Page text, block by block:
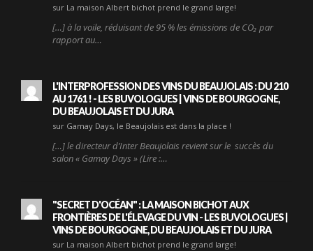
sur La maison Albert bichot prend le grand large!
[…] à la voile, réduisant de 95 % les émissions de CO₂ par
rapport au…
L'INTERPROFESSION DES VINS DU BEAUJOLAIS : DU 210
AU 1761 ! - LES BUVOLOGUES | VINS DE BOURGOGNE,
DU BEAUJOLAIS ET DU JURA
sur Gamay Days, le Beaujolais est dans la place !
[…] le directeur d’Inter Beaujolais revient sur le succès du
salon « Gamay Days » (Lire :…
"SECRET D'OCÉAN" : LA MAISON BICHOT AUX
FRONTIÈRES DE L'ÉLEVAGE DU VIN - LES BUVOLOGUES |
VINS DE BOURGOGNE, DU BEAUJOLAIS ET DU JURA
sur La maison Albert bichot prend le grand large!